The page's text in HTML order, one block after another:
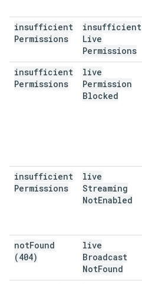
insufficient
Permissions
insufficient
Live
Permissions
insufficient
Permissions
live
Permission
Blocked
insufficient
Permissions
live
Streaming
NotEnabled
notFound
(404)
live
Broadcast
NotFound